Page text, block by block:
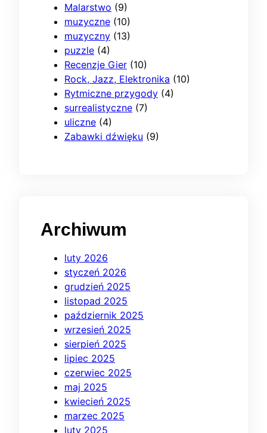
Malarstwo (9)
muzyczne (10)
muzyczny (13)
puzzle (4)
Recenzje Gier (10)
Rock, Jazz, Elektronika (10)
Rytmiczne przygody (4)
surrealistyczne (7)
uliczne (4)
Zabawki dźwięku (9)
Archiwum
luty 2026
styczeń 2026
grudzień 2025
listopad 2025
październik 2025
wrzesień 2025
sierpień 2025
lipiec 2025
czerwiec 2025
maj 2025
kwiecień 2025
marzec 2025
luty 2025